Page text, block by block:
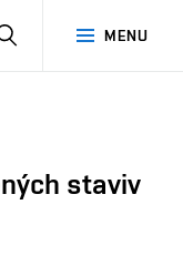
MENU
staviv